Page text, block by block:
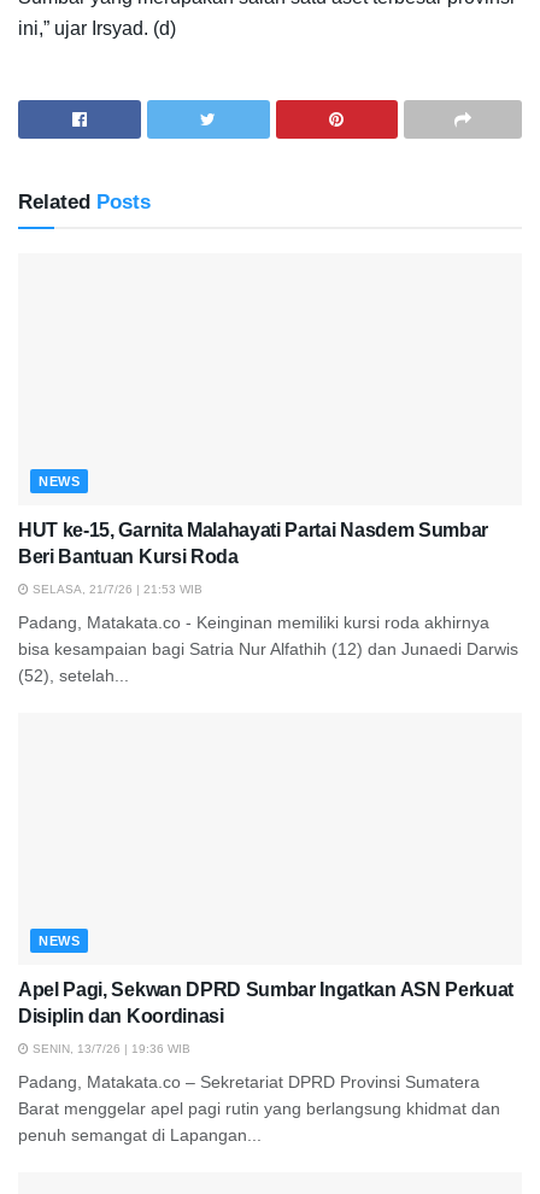
ini,” ujar Irsyad. (d)
Related Posts
NEWS
HUT ke-15, Garnita Malahayati Partai Nasdem Sumbar
Beri Bantuan Kursi Roda
SELASA, 21/7/26 | 21:53 WIB
Padang, Matakata.co - Keinginan memiliki kursi roda akhirnya
bisa kesampaian bagi Satria Nur Alfathih (12) dan Junaedi Darwis
(52), setelah...
NEWS
Apel Pagi, Sekwan DPRD Sumbar Ingatkan ASN Perkuat
Disiplin dan Koordinasi
SENIN, 13/7/26 | 19:36 WIB
Padang, Matakata.co – Sekretariat DPRD Provinsi Sumatera
Barat menggelar apel pagi rutin yang berlangsung khidmat dan
penuh semangat di Lapangan...